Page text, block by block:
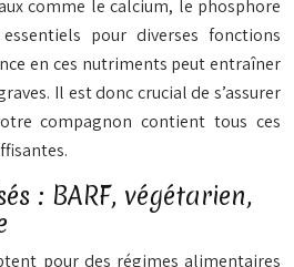
comme le calcium, le phosphore
pour diverses fonctions
en ces nutriments peut entraîner
Il est donc crucial de s’assurer
compagnon contient tous ces
: BARF, végétarien,
pour des régimes alimentaires